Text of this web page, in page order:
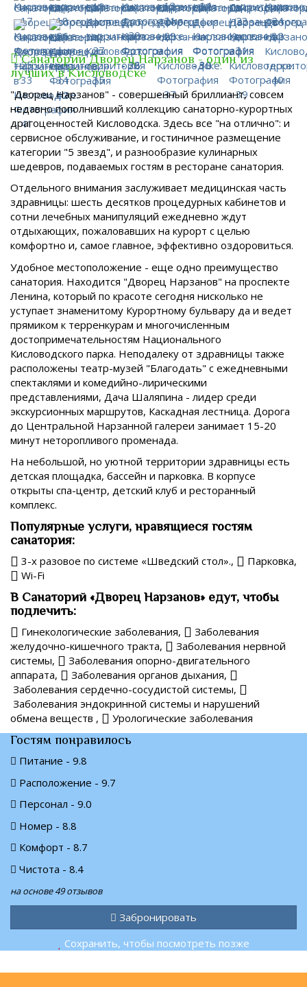
Санаторий Дворец Нарзанов - один из
лучших в Кисловодске
"Дворец Нарзанов" - совершенный бриллиант, совсем
недавно пополнивший коллекцию санаторно-курортных
драгоценностей Кисловодска. Здесь все "на отлично": и
сервисное обслуживание, и гостиничное размещение
категории "5 звезд", и разнообразие кулинарных
шедевров, подаваемых гостям в ресторане санатория.
Отдельного внимания заслуживает медицинская часть
здравницы: шесть десятков процедурных кабинетов и
сотни лечебных манипуляций ежедневно ждут
отдыхающих, пожаловавших на курорт с целью
комфортно и, самое главное, эффективно оздоровиться.
Удобное местоположение - еще одно преимущество
санатория. Находится "Дворец Нарзанов" на проспекте
Ленина, который по красоте сегодня нисколько не
уступает знаменитому Курортному бульвару да и ведет
прямиком к терренкурам и многочисленным
достопримечательностям Национального
Кисловодского парка. Неподалеку от здравницы также
расположены театр-музей "Благодать" с ежедневными
спектаклями и комедийно-лирическими
представлениями, Дача Шаляпина - лидер среди
экскурсионных маршрутов, Каскадная лестница. Дорога
до Центральной Нарзанной галереи занимает 15-20
минут неторопливого променада.
На небольшой, но уютной территории здравницы есть
детская площадка, бассейн и парковка. В корпусе
открыты спа-центр, детский клуб и ресторанный
комплекс.
Популярные услуги, нравящиеся гостям
санатория:
3-х разовое по системе «Шведский стол».,
Парковка,
Wi-Fi
В Санаторий «Дворец Нарзанов» едут, чтобы
подлечить:
Гинекологические заболевания,
Заболевания
желудочно-кишечного тракта,
Заболевания нервной
системы,
Заболевания опорно-двигательного
аппарата,
Заболевания органов дыхания,
Заболевания сердечно-сосудистой системы,
Заболевания эндокринной системы и нарушений
обмена веществ ,
Урологические заболевания
Гостям понравилось
Питание - 9.8
Расположение - 9.7
Персонал - 9.0
Номер - 8.8
Комфорт - 8.7
Чистота - 8.4
на основе 49 отзывов
Забронировать
Сохранить, чтобы посмотреть позже